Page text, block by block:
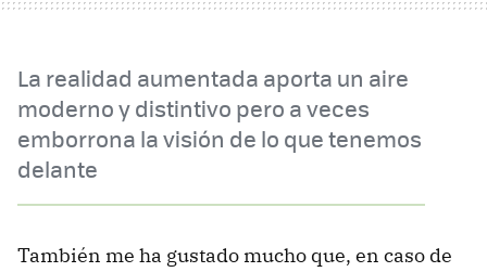
La realidad aumentada aporta un aire
moderno y distintivo pero a veces
emborrona la visión de lo que tenemos
delante
También me ha gustado mucho que, en caso de